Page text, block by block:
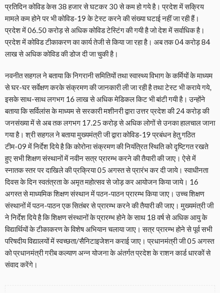
प्रतिदिन कोविड केस 38 हजार से घटकर 30 से कम हो गये है। प्रदेश में सक्रिय
मामले कम होने पर भी कोविड-19 के टेस्ट करने की संख्या घटाई नहीं जा रही हैं।
प्रदेश में 06.50 करोड़ से अधिक कोविड टेस्टिंग की गयी है जो देश में सर्वाधिक है।
प्रदेश में कोविड टीकाकरण का कार्य तेजी से किया जा रहा है। अब तक 04 करोड़ 84
लाख से अधिक कोविड की डोज दी जा चुकी है।
नवनीत सहगल ने बताया कि निगरानी समितियों तथा स्वास्थ्य विभाग के कर्मियों के माध्यम
से घर-घर सर्वेक्षण करके संक्रमण की जानकारी ली जा रही है तथा टेस्ट भी कराये गये,
इसके साथ-साथ लगभग 16 लाख से अधिक मेडिकल किट भी बांटी गयी है। उन्होंने
बताया कि सर्विलांस के माध्यम से सरकारी मशीनरी द्वारा उत्तर प्रदेश की 24 करोड़ की
जनसंख्या में से अब तक लगभग 17.25 करोड़ से अधिक लोगों से उनका हालचाल जाना
गया है। श्री सहगल ने बताया मुख्यमंत्री जी द्वारा कोविड-19 प्रबंधन हेतु गठित
टीम-09 में निर्देश दिये है कि कोरोना संक्रमण की नियंत्रित स्थिति को दृष्टिगत रखते
हुए सभी शिक्षण संस्थानों में नवीन सत्र प्रारम्भ करने की तैयारी की जाए। ऐसे में
स्नातक स्तर पर दाखिले की प्रक्रिया 05 अगस्त से प्रारंभ कर दी जाये। स्वाधीनता
दिवस के दिन स्वतंत्रता के अमृत महोत्सव से जोड़ कर आयोजन किया जाये। 16
अगस्त से माध्यमिक शिक्षण संस्थान में पठन-पाठन प्रारम्भ किया जाए। उच्च शिक्षण
संस्थानों में पठन-पाठन एक सितंबर से प्रारम्भ करने की तैयारी की जाए। मुख्यमंत्री जी
ने निर्देश दिये है कि शिक्षण संस्थानों के प्रारम्भ होने के साथ 18 वर्ष से अधिक आयु के
विद्यार्थियों के टीकाकरण के विशेष अभियान चलाया जाए। सत्र प्रारम्भ होने से पूर्व सभी
परिषदीय विद्यालयों में स्वच्छता/सैनिटाइजेशन कराई जाए। प्रधानमंत्री जी 05 अगस्त
को प्रधानमंत्री गरीब कल्याण अन्न योजना के अंतर्गत प्रदेश के राशन कार्ड धारकों से
संवाद करेंगे।